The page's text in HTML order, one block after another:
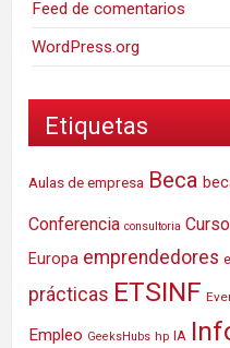
Feed de comentarios
WordPress.org
Etiquetas
Aulas de empresa Beca
Conferencia consultoria
Europa emprendedores
prácticas ETSINF
Empleo GeeksHubs hp IA